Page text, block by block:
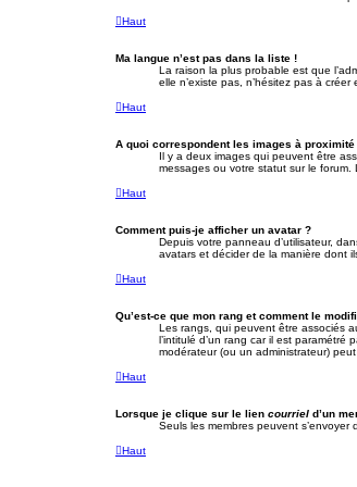
Haut
Ma langue n’est pas dans la liste !
La raison la plus probable est que
elle n’existe pas, n’hésitez pas à
Haut
A quoi correspondent les images à proximité
Il y a deux images qui peuvent être
messages ou votre statut sur le
Haut
Comment puis-je afficher un avatar ?
Depuis votre panneau d’utilisateur,
avatars et décider de la manière dont
Haut
Qu’est-ce que mon rang et comment le
Les rangs, qui peuvent être associés
l’intitulé d’un rang car il est
modérateur (ou un administrateur)
Haut
Lorsque je clique sur le lien courriel d’un
Seuls les membres peuvent s’envoyer
Haut